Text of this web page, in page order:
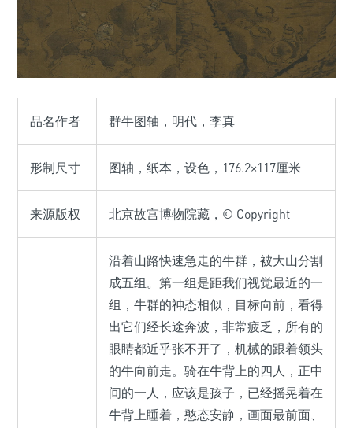
品名作者 群牛图轴，明代，李真
形制尺寸 图轴，纸本，设色，176.2×117厘米
来源版权 北京故宫博物院藏，© Copyright
沿着山路快速急走的牛群，被大山分割
成五组。第一组是距我们视觉最近的一
组，牛群的神态相似，目标向前，看得
出它们经长途奔波，非常疲乏，所有的
眼睛都近乎张不开了，机械的跟着领头
的牛向前走。骑在牛背上的四人，正中
间的一人，应该是孩子，已经摇晃着在
牛背上睡着，憨态安静，画面最前面、